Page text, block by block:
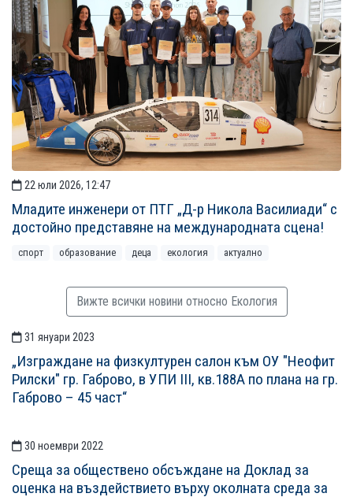
22 юли 2026, 12:47
Младите инженери от ПТГ „Д-р Никола Василиади“ с
достойно представяне на международната сцена!
спорт образование деца екология актуално
Вижте всички новини относно Екология
СТАТИИСТАТИИ
31 януари 2023
„Изграждане на физкултурен салон към ОУ "Неофит
Рилски" гр. Габрово, в УПИ III, кв.188А по плана на гр.
Габрово – 45 част“
30 ноември 2022
Среща за обществено обсъждане на Доклад за
оценка на въздействието върху околната среда за